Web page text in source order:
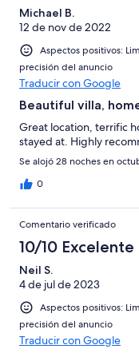
Michael B.
12 de nov de 2022
Aspectos positivos:
precisión del anuncio
Traducir con Google
Beautiful villa,
Great location, terrific
stayed at. Highly
Se alojó 28 noches en
0
Comentario verificado
10/10 Excelente
Neil S.
4 de jul de 2023
Aspectos positivos:
precisión del anuncio
Traducir con Google